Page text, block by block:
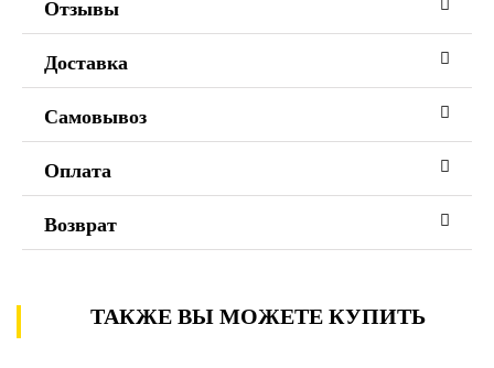
Отзывы
Доставка
Самовывоз
Оплата
Возврат
ТАКЖЕ ВЫ МОЖЕТЕ КУПИТЬ